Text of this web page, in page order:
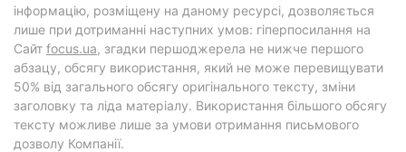
інформацію, розміщену на даному ресурсі, дозволяється
лише при дотриманні наступних умов: гіперпосилання на
Cайт focus.ua, згадки першоджерела не нижче першого
абзацу, обсягу використання, який не може перевищувати
50% від загального обсягу оригінального тексту, зміни
заголовку та ліда матеріалу. Використання більшого обсягу
тексту можливе лише за умови отримання письмового
дозволу Компанії.